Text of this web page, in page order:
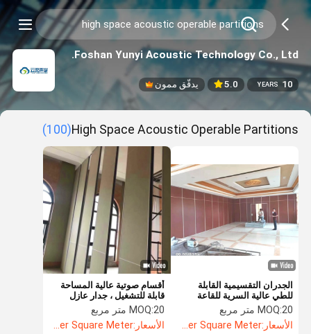
Foshan Yunyi Acoustic Technology Co., Ltd.
10
YEARS
5.0 يدقّق ممون
High Space Acoustic Operable Partitions
(100)
أقسام صوتية عالية المساحة
قابلة للتشغيل ، جدار عازل
للصوت قابل للتشغيل
MOQ:20 متر مربع
الأسعار:US$135.8 Per Square Meter
الجدران التقسيمية القابلة
للطي عالية السرية للقاعة
MOQ:20 متر مربع
الأسعار:US$105.5 Per Square Meter